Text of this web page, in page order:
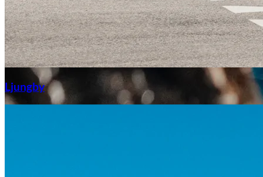
Aixiam
Ljungby